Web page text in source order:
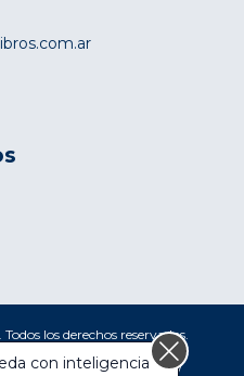
los derechos reservados.
reclamos ingresá acá. /
con inteligencia